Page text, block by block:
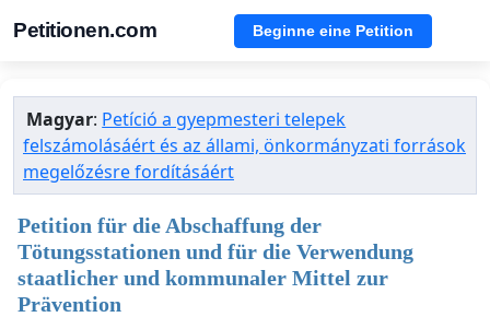
Petitionen.com Beginne eine Petition
Magyar: Petíció a gyepmesteri telepek
felszámolásáért és az állami, önkormányzati források
megelőzésre fordításáért
Petition für die Abschaffung der
Tötungsstationen und für die Verwendung
staatlicher und kommunaler Mittel zur
Prävention